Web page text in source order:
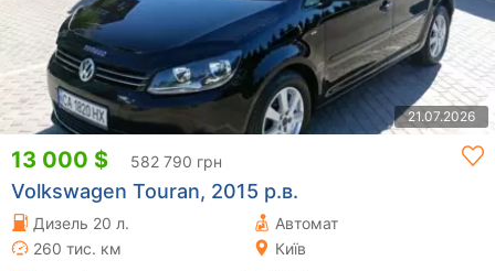
21.07.2026
13 000 $ 582 790 грн
Volkswagen Touran, 2015 р.в.
Дизель 20 л.
Автомат
260 тис. км
Київ